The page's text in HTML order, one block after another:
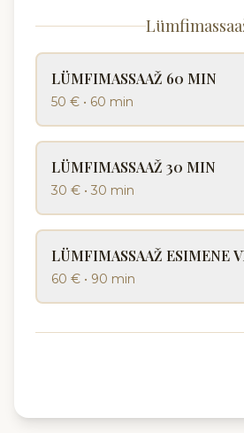
LÜMFIMASSAAŽ 60 MIN
50 € • 60 min
LÜMFIMASSAAŽ 30 MIN
30 € • 30 min
LÜMFIMASSAAŽ ESIMENE
60 € • 90 min